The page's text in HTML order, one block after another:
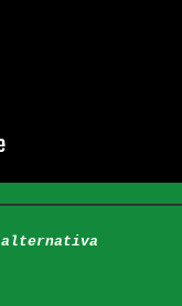
alternativa